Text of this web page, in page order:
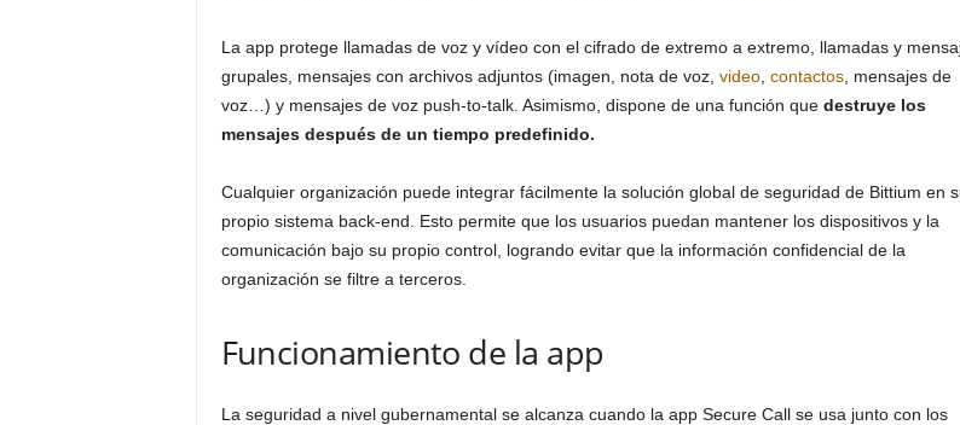
La app protege llamadas de voz y vídeo con el cifrado de extremo a extremo, llamadas y
grupales, mensajes con archivos adjuntos (imagen, nota de voz, video, contactos, mensajes de
voz…) y mensajes de voz push-to-talk. Asimismo, dispone de una función que destruye los
mensajes después de un tiempo predefinido.
Cualquier organización puede integrar fácilmente la solución global de seguridad de Bittium en
propio sistema back-end. Esto permite que los usuarios puedan mantener los dispositivos y la
comunicación bajo su propio control, logrando evitar que la información confidencial de la
organización se filtre a terceros.
Funcionamiento de la app
La seguridad a nivel gubernamental se alcanza cuando la app Secure Call se usa junto con los